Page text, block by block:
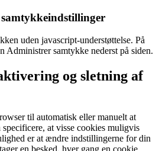
uden javascript-understøttelse. På
Administrer samtykke nederst på siden.
og sletning af
til automatisk eller manuelt at
at visse cookies muligvis
er at ændre indstillingerne for din